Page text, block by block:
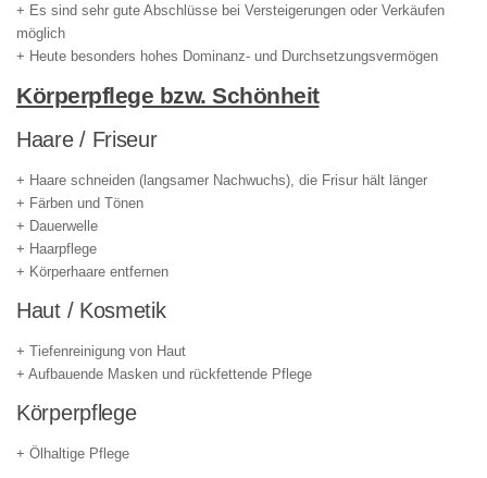
+ Es sind sehr gute Abschlüsse bei Versteigerungen oder Verkäufen
möglich
+ Heute besonders hohes Dominanz- und Durchsetzungsvermögen
Körperpflege bzw. Schönheit
Haare / Friseur
+ Haare schneiden (langsamer Nachwuchs), die Frisur hält länger
+ Färben und Tönen
+ Dauerwelle
+ Haarpflege
+ Körperhaare entfernen
Haut / Kosmetik
+ Tiefenreinigung von Haut
+ Aufbauende Masken und rückfettende Pflege
Körperpflege
+ Ölhaltige Pflege